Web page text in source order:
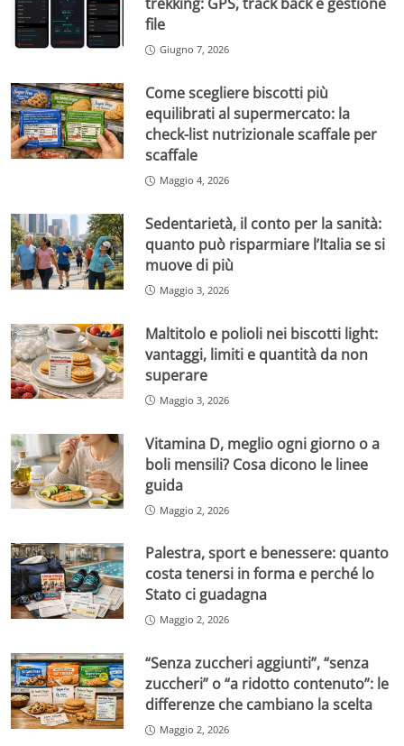
trekking: GPS, track back e gestione
file
Giugno 7, 2026
Come scegliere biscotti più
equilibrati al supermercato: la
check-list nutrizionale scaffale per
scaffale
Maggio 4, 2026
Sedentarietà, il conto per la sanità:
quanto può risparmiare l’Italia se si
muove di più
Maggio 3, 2026
Maltitolo e polioli nei biscotti light:
vantaggi, limiti e quantità da non
superare
Maggio 3, 2026
Vitamina D, meglio ogni giorno o a
boli mensili? Cosa dicono le linee
guida
Maggio 2, 2026
Palestra, sport e benessere: quanto
costa tenersi in forma e perché lo
Stato ci guadagna
Maggio 2, 2026
“Senza zuccheri aggiunti”, “senza
zuccheri” o “a ridotto contenuto”: le
differenze che cambiano la scelta
Maggio 2, 2026